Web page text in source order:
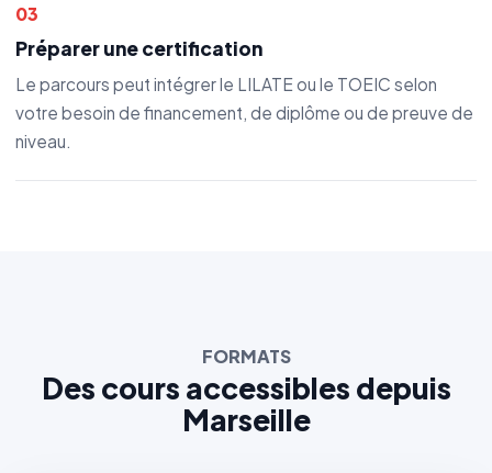
03
Préparer une certification
Le parcours peut intégrer le LILATE ou le TOEIC selon
votre besoin de financement, de diplôme ou de preuve de
niveau.
FORMATS
Des cours accessibles depuis
Marseille